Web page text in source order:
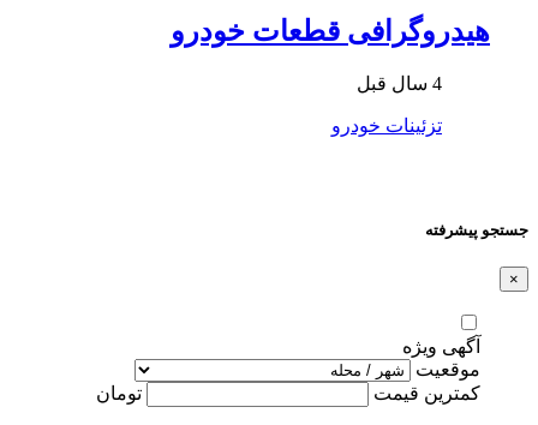
هیدروگرافی قطعات خودرو
4 سال قبل
تزئینات خودرو
جستجو پیشرفته
×
آگهی ویژه
موقعیت
کمترین قیمت
تومان